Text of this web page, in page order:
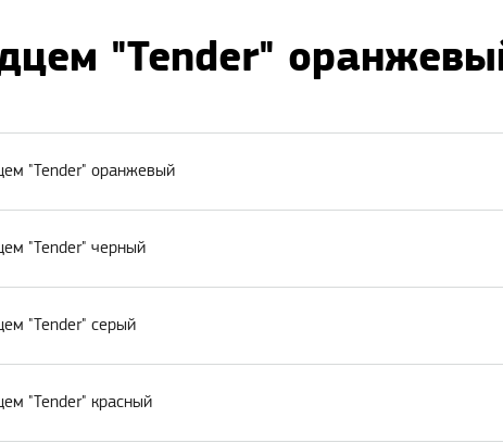
"Tender"
"Tender" оранжевый
"Tender" черный
"Tender" серый
"Tender" красный